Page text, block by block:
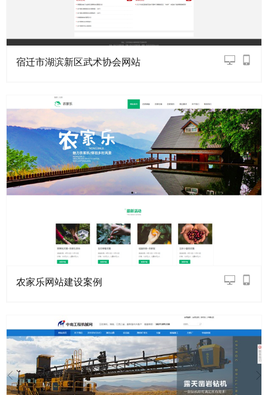
宿迁市湖滨新区武术协会网站
农家乐网站建设案例